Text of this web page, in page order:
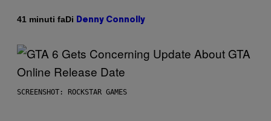
41 minuti faDi Denny Connolly
SCREENSHOT: ROCKSTAR GAMES